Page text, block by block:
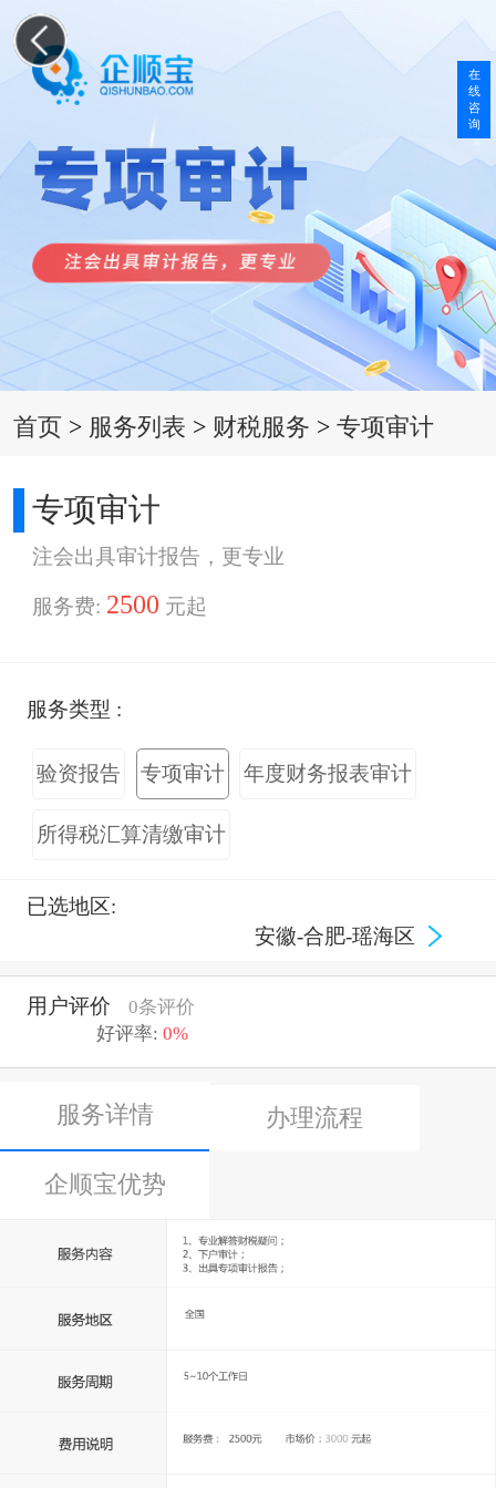
首页 > 服务列表 > 财税服务 >专项审计
专项审计
注会出具审计报告，更专业
服务费: 2500 元起
服务类型 :
验资报告 专项审计 年度财务报表审计
所得税汇算清缴审计
已选地区:
安徽-合肥-瑶海区
用户评价
0条评价
好评率: 0%
服务详情 办理流程
企顺宝优势
在
线
咨
询